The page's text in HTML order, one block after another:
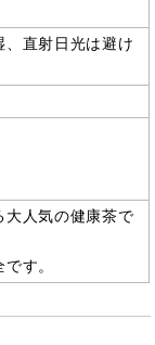
直射日光は避け
大人気の健康茶で
す。